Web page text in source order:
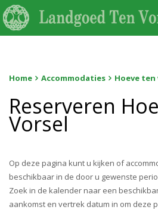
Home Accommodaties Hoeve ten
Reserveren
Vorsel
Op deze pagina kunt u kijken of
beschikbaar in de door u gewenste
Zoek in de kalender naar een
aankomst en vertrek datum in om deze